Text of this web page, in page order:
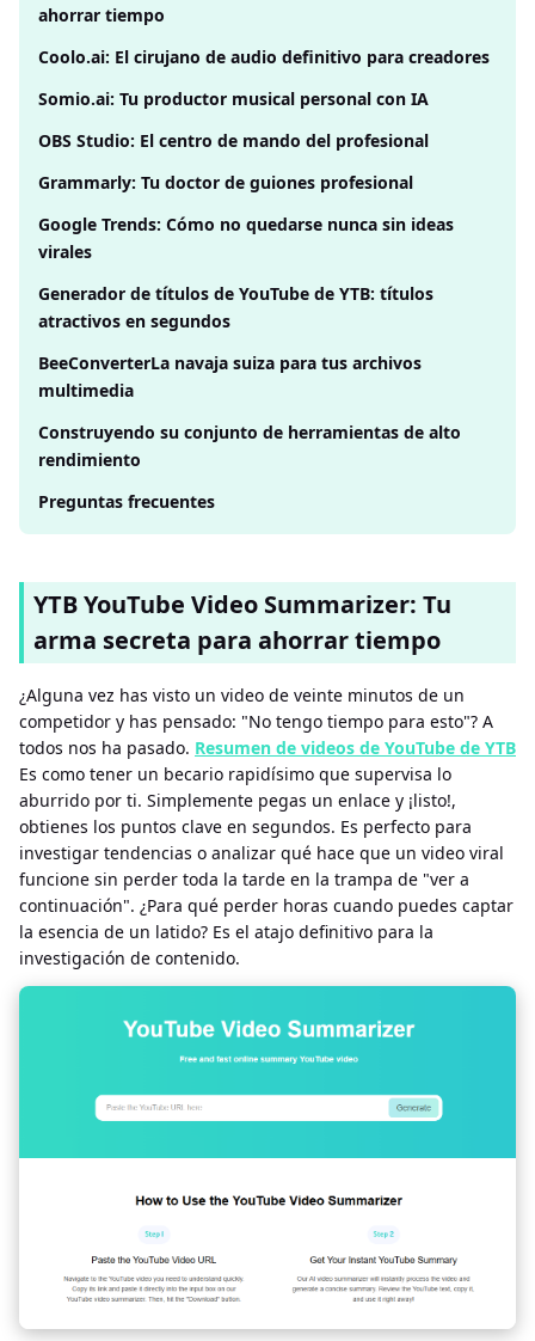
ahorrar tiempo
Coolo.ai: El cirujano de audio definitivo para creadores
Somio.ai: Tu productor musical personal con IA
OBS Studio: El centro de mando del profesional
Grammarly: Tu doctor de guiones profesional
Google Trends: Cómo no quedarse nunca sin ideas
virales
Generador de títulos de YouTube de YTB: títulos
atractivos en segundos
BeeConverterLa navaja suiza para tus archivos
multimedia
Construyendo su conjunto de herramientas de alto
rendimiento
Preguntas frecuentes
YTB ​​YouTube Video Summarizer: Tu
arma secreta para ahorrar tiempo
¿Alguna vez has visto un video de veinte minutos de un
competidor y has pensado: "No tengo tiempo para esto"? A
todos nos ha pasado. Resumen de videos de YouTube de YTB
Es como tener un becario rapidísimo que supervisa lo
aburrido por ti. Simplemente pegas un enlace y ¡listo!,
obtienes los puntos clave en segundos. Es perfecto para
investigar tendencias o analizar qué hace que un video viral
funcione sin perder toda la tarde en la trampa de "ver a
continuación". ¿Para qué perder horas cuando puedes captar
la esencia de un latido? Es el atajo definitivo para la
investigación de contenido.